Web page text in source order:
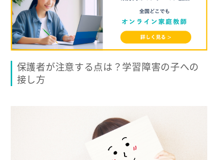
保護者が注意する点は？学習障害の子への
接し方